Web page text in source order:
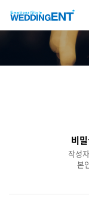
비
작성
본